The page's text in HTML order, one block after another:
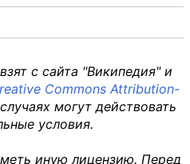
с сайта "Википедия" и
Commons Attribution-
могут действовать
условия.
иную лицензию. Перед